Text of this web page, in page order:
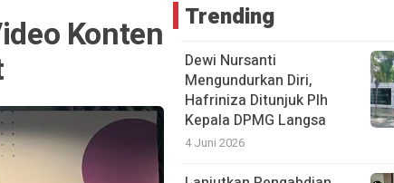
Konten Trending
Dewi Nursanti
Mengundurkan Diri,
Hafriniza Ditunjuk Plh
Kepala DPMG Langsa
4 Juni 2026